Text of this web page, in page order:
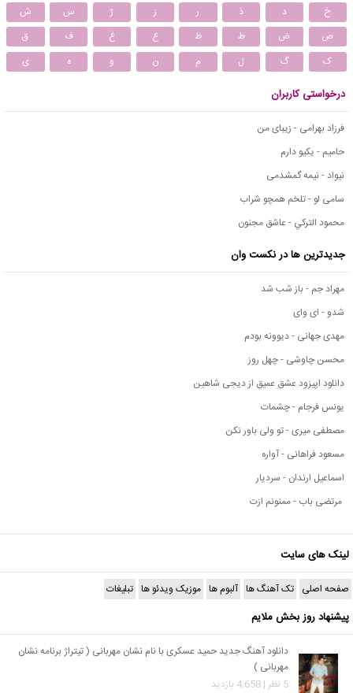
خ
د ذ ر ز ژ س
ش
ص
ض ط ظ ع غ ف
ق
ک
گ ل م ن و ه ی
درخواستی کاربران
فرزاد بهرامی - زیبای من
حامیم - یکیو دارم
نیواد - نیمه گمشدمی
سامی لو - تلخم همچو شراب
محمود التركي - عاشق مجنون
جدیدترین ها در نکست وان
مهراد جم - باز شب شد
شدو - ای وای
مهدی جهانی - دیوونه بودم
محسن چاوشی - چهل روز
دانلود اپیزود عشق عمیق از دیجی شاهین
یونس فرجام - چشمات
مصطفی میری - تو ولی باور نکن
مسعود فراهانی - آواره
اسماعیل ارندان - سردیار
مرتضی باب - ممنونم ازت
لینک های سایت
صفحه اصلی تک آهنگ ها آلبوم ها موزیک ویدئو ها تبلیغات
پیشنهاد روز بخش ملایم
دانلود آهنگ جدید حمید عسکری با نام نشان مهربانی ( تیتراژ برنامه نشان
مهربانی )
5 نظر | 4,658 بازدید